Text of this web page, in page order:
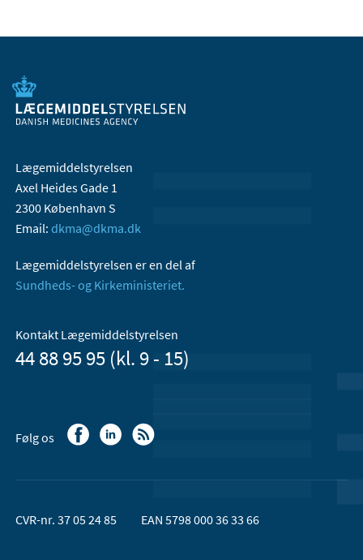
Lægemiddelstyrelsen
Axel Heides Gade 1
2300 København S
Email: dkma@dkma.dk
Lægemiddelstyrelsen er en del af
Sundheds- og Kirkeministeriet.
Kontakt Lægemiddelstyrelsen
44 88 95 95 (kl. 9 - 15)
Følg os
CVR-nr. 37 05 24 85 EAN 5798 000 36 33 66